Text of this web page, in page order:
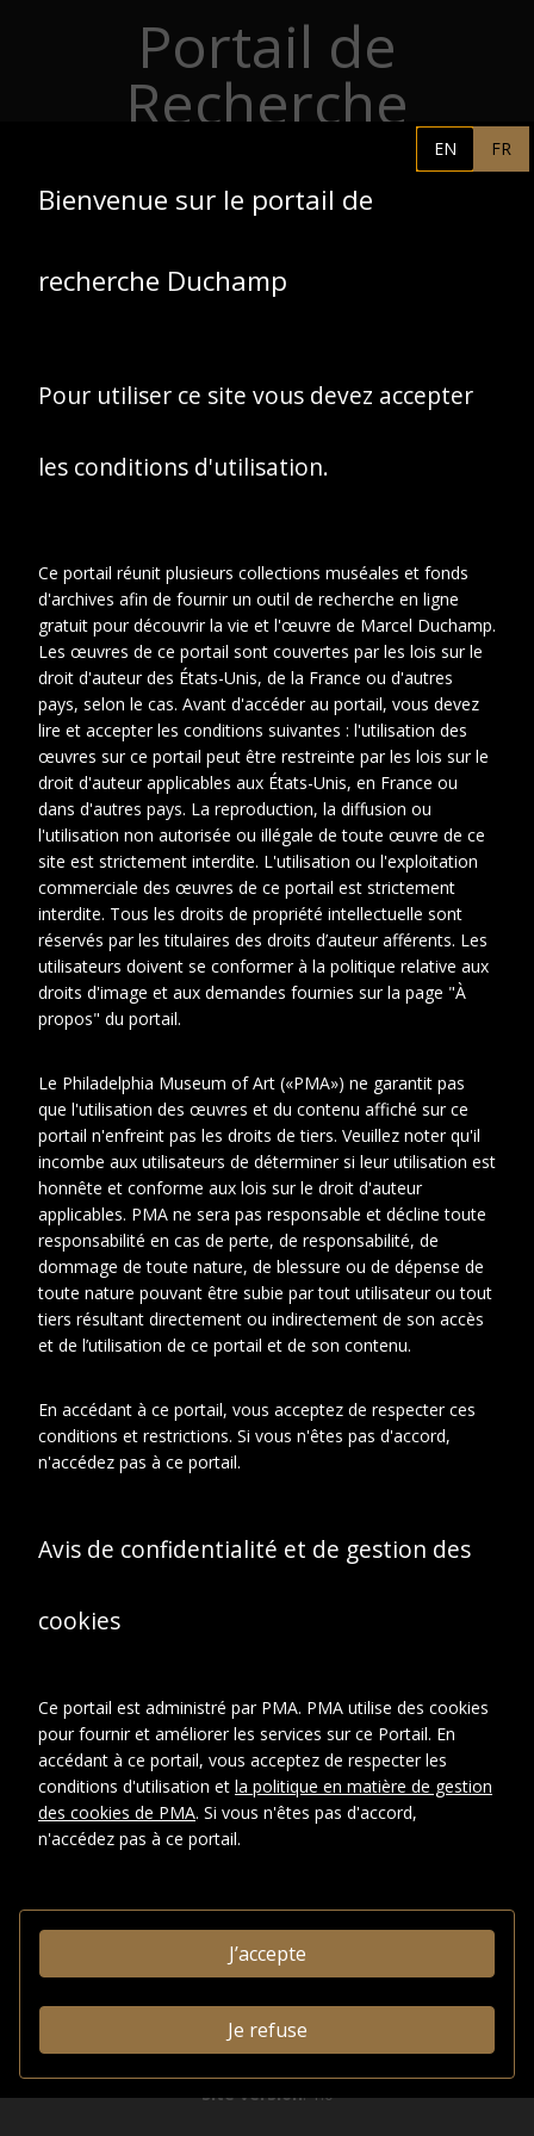
Retourner au contenu principal
Portail de
Recherche
PHILADELPHIA MUSEUM OF
CENTRE POMPIDOU
ASSOCIATION MARCEL
ACCUEIL
Portrait de Jean
Crotti (1922)
Date
1922-
Cotes
À propos de cet objet En relation
CONTEXTE D'ARCHIVAGE
Fonds ou collection:
Fonds Famille Duchamp : Jacques
Villon, Raymond Duchamp-Villon,
Sous-fonds:
Sous-fonds Suzanne Duchamp
Série:
Reproductions d'oeuvres
DROITS
ADMINISTRATIVES
Identifiant système:
FRM5050-X
0031146348
Afficher en JSON-LD|
Télécharger
Toutes les œuvres de ce site sont protégées par les lois sur
le droit d'auteur des États-Unis, de la France ou d'autres
pays, selon le cas, ou peuvent comporter certaines
droits de propriété intellectuelle sont détenus par les titulaires
des droits d’auteurs afférents. Les utilisateurs doivent se
conformer à la politique relative aux droits d'image et aux
demandes fournies sur la page "À propos" du portail.
Site version: 1.0
EN FR
Bienvenue sur le portail de
recherche Duchamp
Pour utiliser ce site vous devez accepter
les conditions d'utilisation.
Ce portail réunit plusieurs collections muséales et fonds
d'archives afin de fournir un outil de recherche en ligne
gratuit pour découvrir la vie et l'œuvre de Marcel Duchamp.
Les œuvres de ce portail sont couvertes par les lois sur le
droit d'auteur des États-Unis, de la France ou d'autres
pays, selon le cas. Avant d'accéder au portail, vous devez
lire et accepter les conditions suivantes : l'utilisation des
œuvres sur ce portail peut être restreinte par les lois sur le
droit d'auteur applicables aux États-Unis, en France ou
dans d'autres pays. La reproduction, la diffusion ou
l'utilisation non autorisée ou illégale de toute œuvre de ce
site est strictement interdite. L'utilisation ou l'exploitation
commerciale des œuvres de ce portail est strictement
interdite. Tous les droits de propriété intellectuelle sont
réservés par les titulaires des droits d’auteur afférents. Les
utilisateurs doivent se conformer à la politique relative aux
droits d'image et aux demandes fournies sur la page "À
propos" du portail.
Le Philadelphia Museum of Art («PMA») ne garantit pas
que l'utilisation des œuvres et du contenu affiché sur ce
portail n'enfreint pas les droits de tiers. Veuillez noter qu'il
incombe aux utilisateurs de déterminer si leur utilisation est
honnête et conforme aux lois sur le droit d'auteur
applicables. PMA ne sera pas responsable et décline toute
responsabilité en cas de perte, de responsabilité, de
dommage de toute nature, de blessure ou de dépense de
toute nature pouvant être subie par tout utilisateur ou tout
tiers résultant directement ou indirectement de son accès
et de l’utilisation de ce portail et de son contenu.
En accédant à ce portail, vous acceptez de respecter ces
conditions et restrictions. Si vous n'êtes pas d'accord,
n'accédez pas à ce portail.
Avis de confidentialité et de gestion des
cookies
Ce portail est administré par PMA. PMA utilise des cookies
pour fournir et améliorer les services sur ce Portail. En
accédant à ce portail, vous acceptez de respecter les
conditions d'utilisation et la politique en matière de gestion
des cookies de PMA. Si vous n'êtes pas d'accord,
n'accédez pas à ce portail.
J’accepte
Je refuse